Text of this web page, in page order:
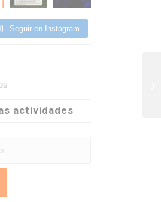
Seguir en Instagram
actividades